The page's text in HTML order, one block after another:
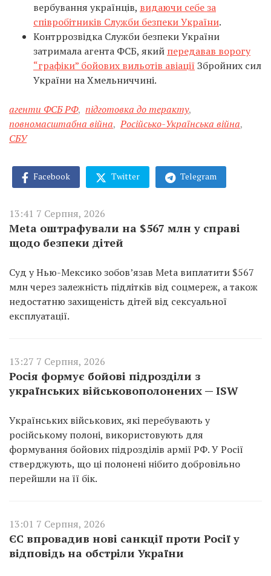
вербування українців, видаючи себе за
співробітників Служби безпеки України.
Контррозвідка Служби безпеки України
затримала агента ФСБ, який передавав ворогу
“графіки” бойових вильотів авіації Збройних сил
України на Хмельниччині.
агенти ФСБ РФ, підготовка до теракту,
повномасштабна війна, Російсько-Українська війна,
СБУ
Facebook Twitter Telegram
13:41 7 Серпня, 2026
Meta оштрафували на $567 млн у справі
щодо безпеки дітей
Суд у Нью-Мексико зобов’язав Meta виплатити $567
млн через залежність підлітків від соцмереж, а також
недостатню захищеність дітей від сексуальної
експлуатації.
13:27 7 Серпня, 2026
Росія формує бойові підрозділи з
українських військовополонених — ISW
Українських військових, які перебувають у
російському полоні, використовують для
формування бойових підрозділів армії РФ. У Росії
стверджують, що ці полонені нібито добровільно
перейшли на її бік.
13:01 7 Серпня, 2026
ЄС впровадив нові санкції проти Росії у
відповідь на обстріли України